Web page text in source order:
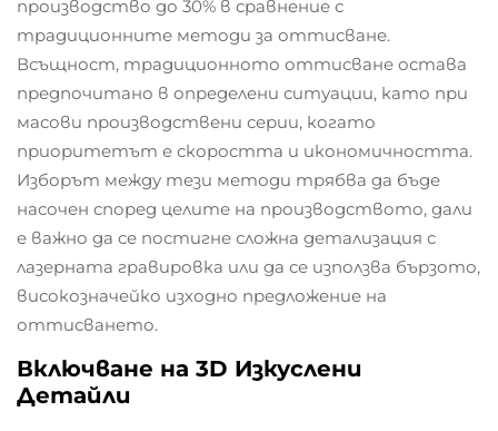
производство до 30% в сравнение с
традиционните методи за оттисване.
Всъщност, традиционното оттисване остава
предпочитано в определени ситуации, като при
масови производствени серии, когато
приоритетът е скоростта и икономичността.
Изборът между тези методи трябва да бъде
насочен според целите на производството, дали
е важно да се постигне сложна детализация с
лазерната гравировка или да се използва бързото,
високозначейко изходно предложение на
оттисването.
Включване на 3D Изкуслени
Детайли